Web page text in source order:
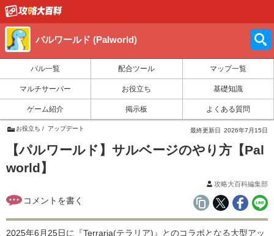
パルワールド (Palworld)
パル一覧 配合ツール マップ一覧
マルチサーバー お役立ち 基礎知識
ゲーム紹介 掲示板 よくある質問
お役立ち アップデート 最終更新日 2026年7月15日
【パルワールド】サルベージのやり方【Pal
world】
攻略大百科編集部
2025年6月25日に『Terraria(テラリア)』とのコラボとなる大型アッ